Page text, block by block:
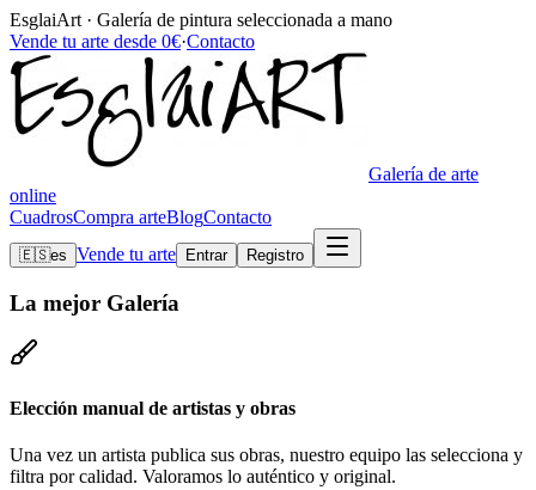
EsglaiArt · Galería de pintura seleccionada a mano
Vende tu arte desde 0€·Contacto
Galería de arte
online
CuadrosCompra arteBlogContacto
🇪🇸es Vende tu arte Entrar Registro
La mejor Galería
Elección manual de artistas y obras
Una vez un artista publica sus obras, nuestro equipo las selecciona y
filtra por calidad. Valoramos lo auténtico y original.